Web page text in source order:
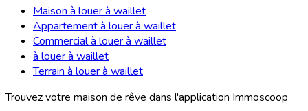
Maison à louer à waillet
Appartement à louer à waillet
Commercial à louer à waillet
à louer à waillet
Terrain à louer à waillet
Trouvez votre maison de rêve dans l'application Immoscoop